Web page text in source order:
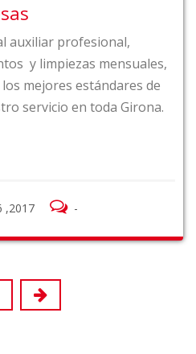
mensuales,
estándares de
en toda Girona.
-
muy